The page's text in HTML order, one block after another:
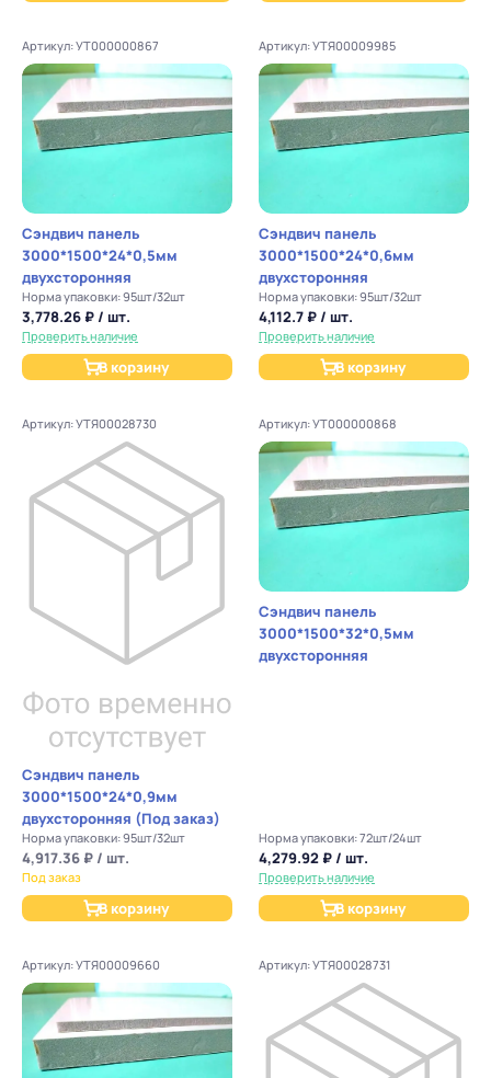
Артикул: УТ000000867
Сэндвич панель
3000*1500*24*0,5мм
двухсторонняя
Норма упаковки: 95шт/32шт
3,778.26 ₽ / шт.
Проверить наличие
В корзину
Артикул: УТЯ00009985
Сэндвич панель
3000*1500*24*0,6мм
двухсторонняя
Норма упаковки: 95шт/32шт
4,112.7 ₽ / шт.
Проверить наличие
В корзину
Артикул: УТЯ00028730
Сэндвич панель
3000*1500*24*0,9мм
двухсторонняя (Под заказ)
Норма упаковки: 95шт/32шт
4,917.36 ₽ / шт.
Под заказ
В корзину
Артикул: УТ000000868
Сэндвич панель
3000*1500*32*0,5мм
двухсторонняя
Норма упаковки: 72шт/24шт
4,279.92 ₽ / шт.
Проверить наличие
В корзину
Артикул: УТЯ00009660 Артикул: УТЯ00028731